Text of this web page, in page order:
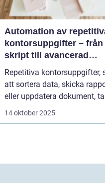
Automation av
kontorsuppgifter – från
skript till avancerad
programvara
Repetitiva kontorsuppgifter,
att sortera data, skicka
eller uppdatera dokument,
14 oktober 2025